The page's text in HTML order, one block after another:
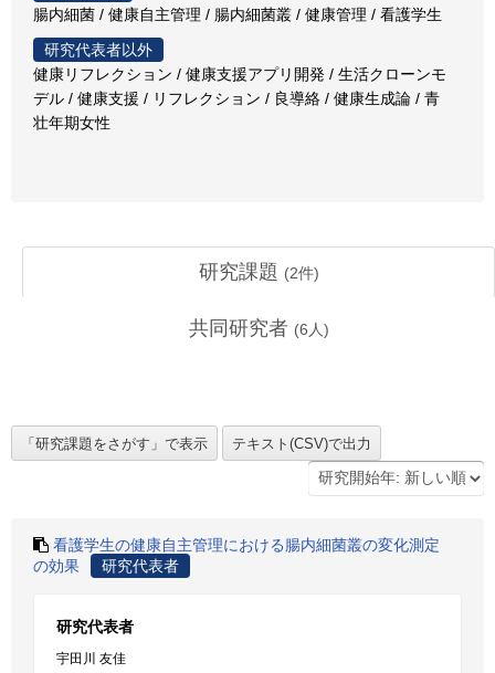
腸内細菌 / 健康自主管理 / 腸内細菌叢 / 健康管理 / 看護学生
研究代表者以外
健康リフレクション / 健康支援アプリ開発 / 生活クローンモ
デル / 健康支援 / リフレクション / 良導絡 / 健康生成論 / 青
壮年期女性
研究課題 (2件)
共同研究者 (6 人)
看護学生の健康自主管理における腸内細菌叢の変化測定
の効果
研究代表者
研究代表者
宇田川 友佳